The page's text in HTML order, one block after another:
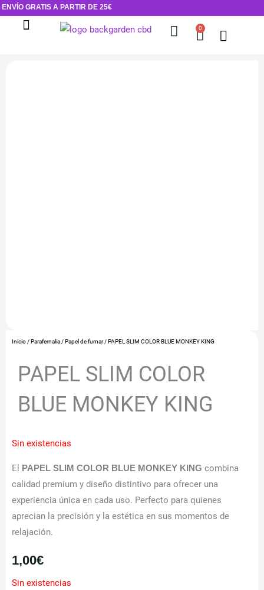
IrENVÍO GRATIS A PARTIR DE 25€
0
Cart
Inicio /Parafernalia /Papel de fumar/ PAPEL SLIM COLOR BLUE MONKEY KING
PAPEL SLIM COLOR
BLUE MONKEY KING
Sin existencias
El PAPEL SLIM COLOR BLUE MONKEY KING combina
calidad premium y diseño distintivo para ofrecer una
experiencia única en cada uso. Perfecto para quienes
aprecian la precisión y la estética en sus momentos de
relajación.
1,00€
Sin existencias